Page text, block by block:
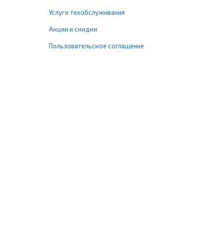
Услуги техобслуживания
Акции и скидки
Пользовательское соглашение